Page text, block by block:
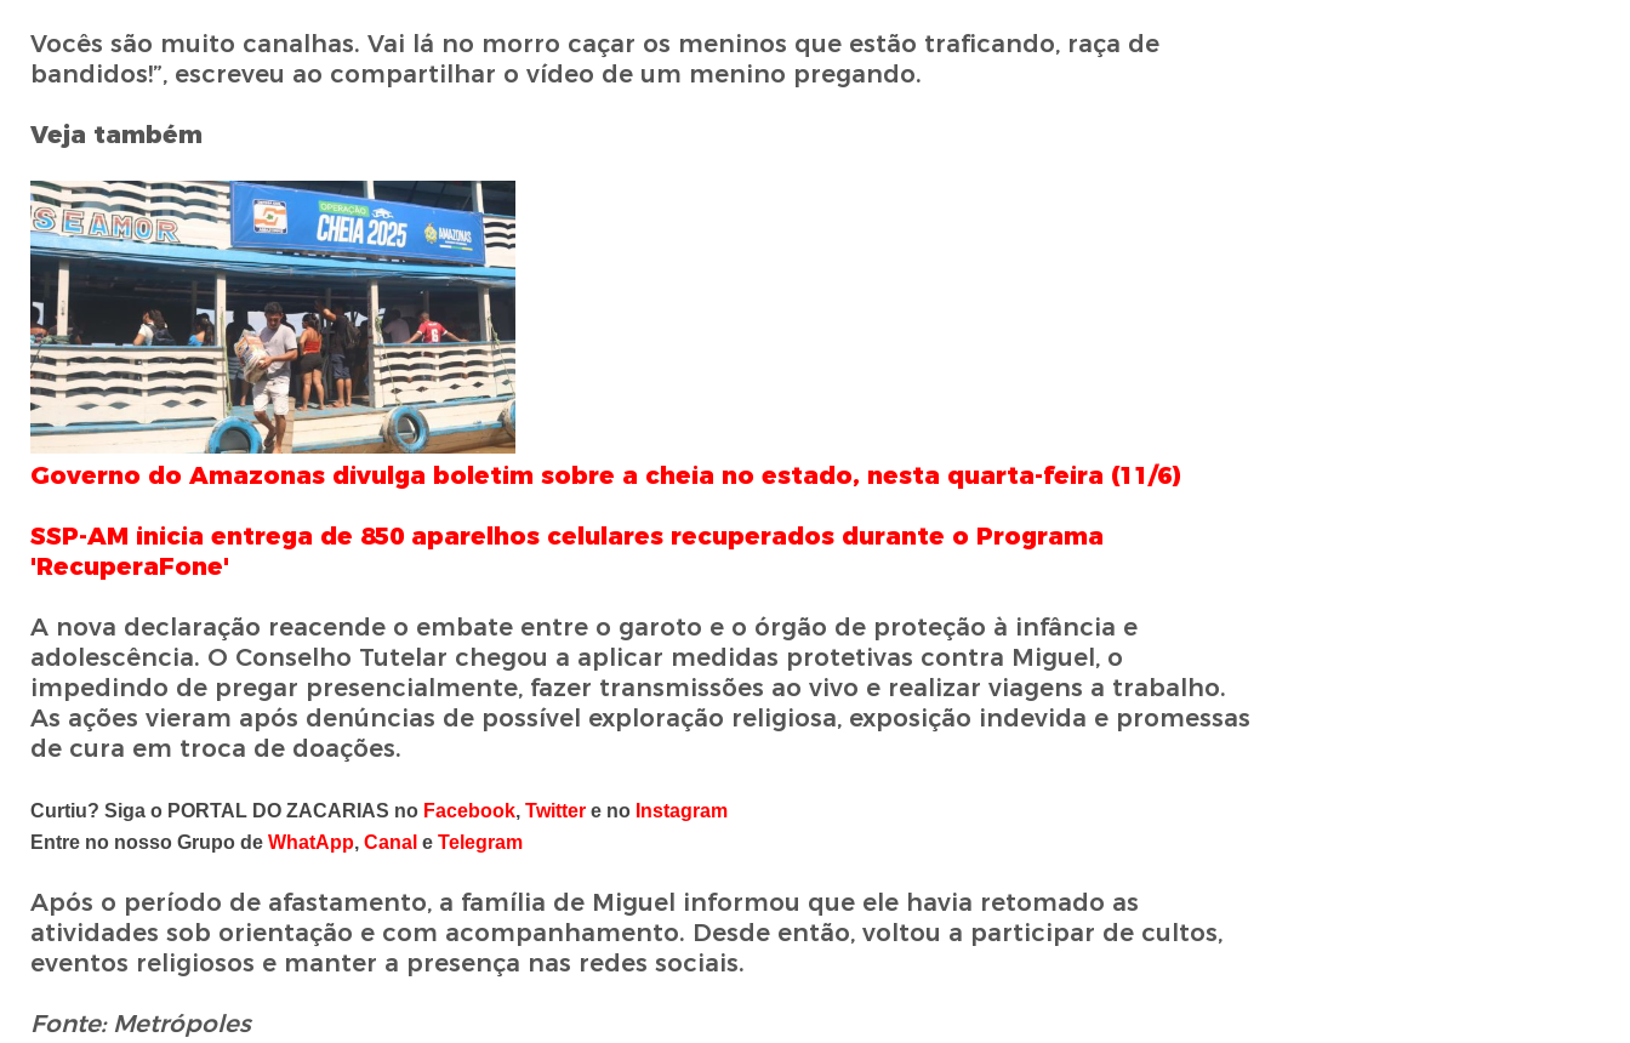
Vocês são muito canalhas. Vai lá no morro caçar os meninos que estão traficando, raça de
bandidos!”, escreveu ao compartilhar o vídeo de um menino pregando.
Veja também
Governo do Amazonas divulga boletim sobre a cheia no estado, nesta quarta-feira (11/6)
SSP-AM inicia entrega de 850 aparelhos celulares recuperados durante o Programa
'RecuperaFone'
A nova declaração reacende o embate entre o garoto e o órgão de proteção à infância e
adolescência. O Conselho Tutelar chegou a aplicar medidas protetivas contra Miguel, o
impedindo de pregar presencialmente, fazer transmissões ao vivo e realizar viagens a trabalho.
As ações vieram após denúncias de possível exploração religiosa, exposição indevida e promessas
de cura em troca de doações.
Curtiu? Siga o PORTAL DO ZACARIAS no Facebook, Twittere no Instagram
Entre no nosso Grupo de WhatApp, Canal e Telegram
Após o período de afastamento, a família de Miguel informou que ele havia retomado as
atividades sob orientação e com acompanhamento. Desde então, voltou a participar de cultos,
eventos religiosos e manter a presença nas redes sociais.
Fonte: Metrópoles